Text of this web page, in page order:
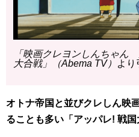
「映画クレヨンしんちゃ
大合戦」（Abema TV）
より
オトナ帝国と並びクレしん映
ることも多い「アッパレ! 戦国